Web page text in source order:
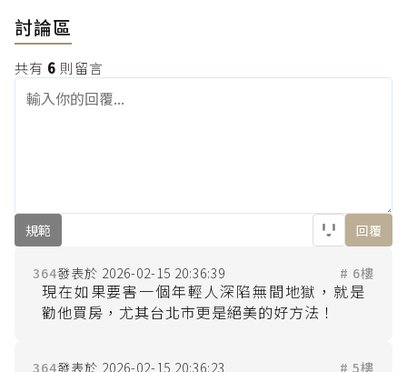
討論區
共有 6 則留言
規範 回覆
364 2026-02-15 20:36:39 # 6樓
現在如果要害一個年輕人深陷無間地獄，就是
364 2026-02-15 20:36:23 # 5樓